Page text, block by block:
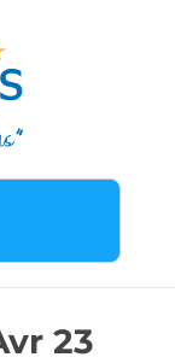
23